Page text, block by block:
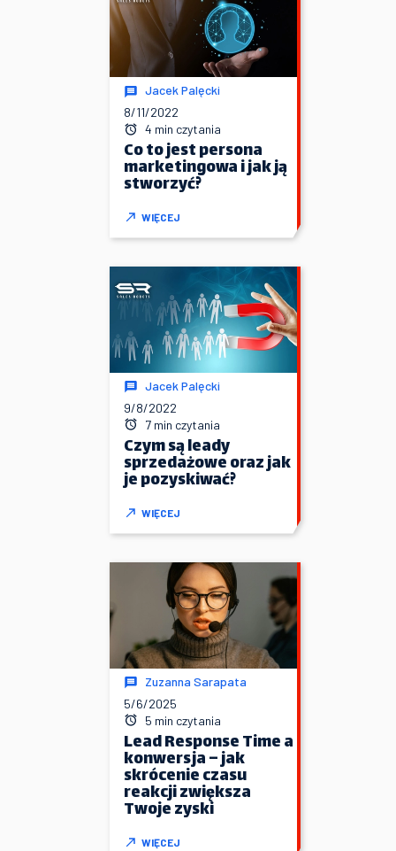
Jacek Palęcki
8/11/2022
4 min czytania
Co to jest persona
marketingowa i jak ją
stworzyć?
WIĘCEJ
Jacek Palęcki
9/8/2022
7 min czytania
Czym są leady
sprzedażowe oraz jak
je pozyskiwać?
WIĘCEJ
Zuzanna Sarapata
5/6/2025
5 min czytania
Lead Response Time a
konwersja – jak
skrócenie czasu
reakcji zwiększa
Twoje zyski
WIĘCEJ